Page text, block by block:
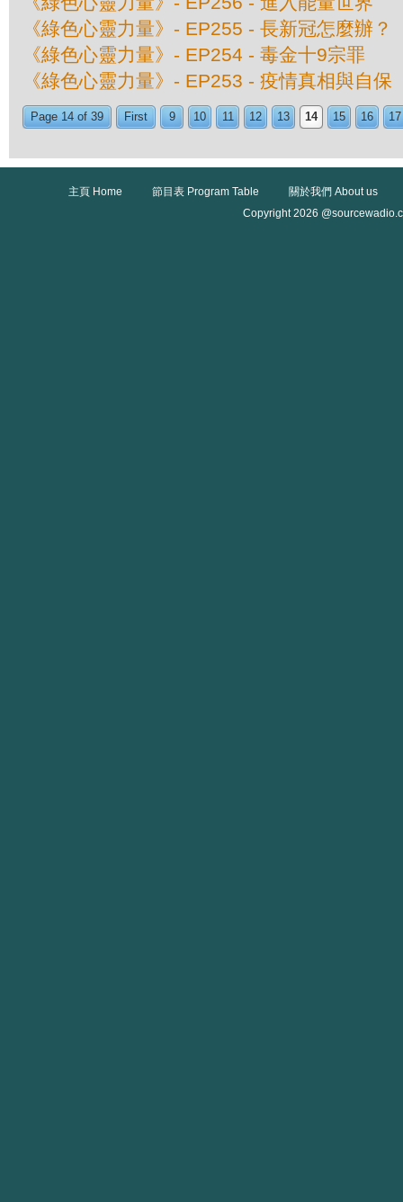
《綠色心靈力量》- EP255 - 長新冠怎麼辦？
《綠色心靈力量》- EP254 - 毒金十9宗罪
《綠色心靈力量》- EP253 - 疫情真相與自保
Page 14 of 39 First 9 10 11 12 13 14 15 16 17
主頁 Home 節目表 Program Table
關於我們 About us
Copyright 2026